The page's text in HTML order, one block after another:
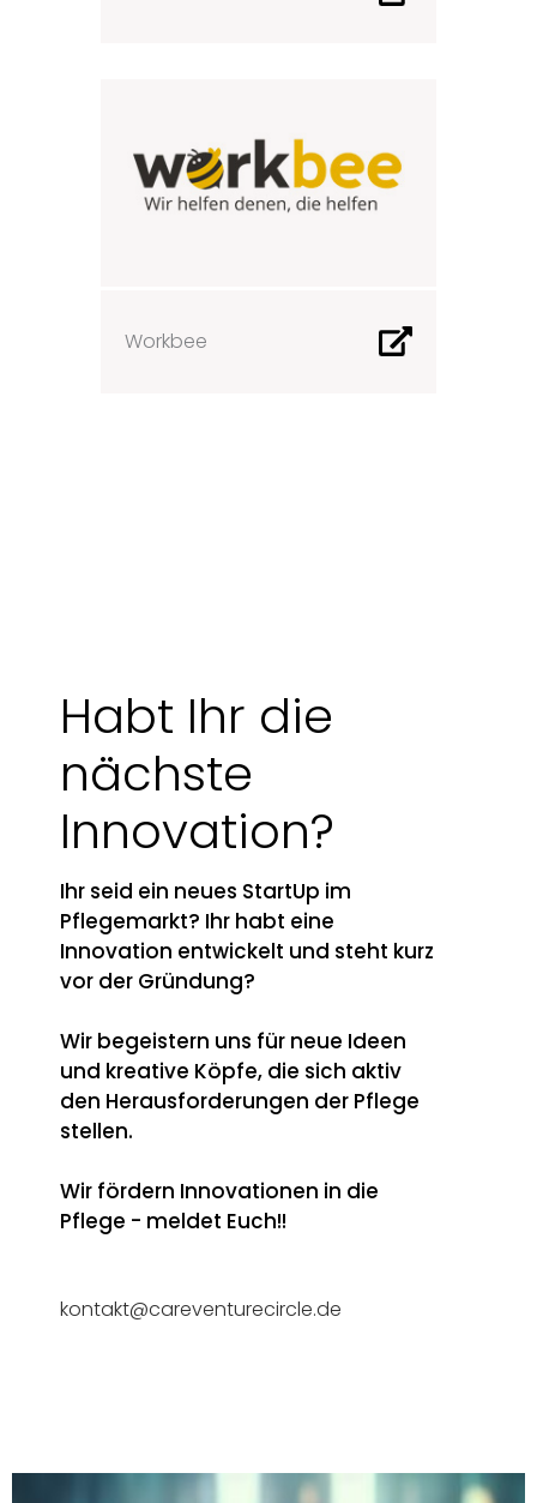
Workbee
Habt Ihr die
nächste
Innovation?
Ihr seid ein neues StartUp im
Pflegemarkt? Ihr habt eine
Innovation entwickelt und steht kurz
vor der Gründung?
Wir begeistern uns für neue Ideen
und kreative Köpfe, die sich aktiv
den Herausforderungen der Pflege
stellen.
Wir fördern Innovationen in die
Pflege - meldet Euch!!
kontakt@careventurecircle.de